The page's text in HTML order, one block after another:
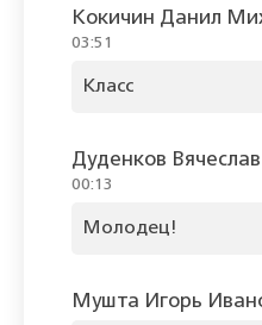
Кокичин Данил
03:51
Класс
Дуденков
00:13
Молодец!
Мушта Игорь